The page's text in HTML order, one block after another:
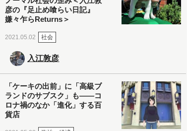
彦の『足止め喰らい日記』
嫌々乍らReturns＞
2021.05.02 社会
入江敦彦
「ケーキの出前」に「高級ブ
ランドのサブスク」も――コ
ロナ禍のなか「進化」する百
貨店